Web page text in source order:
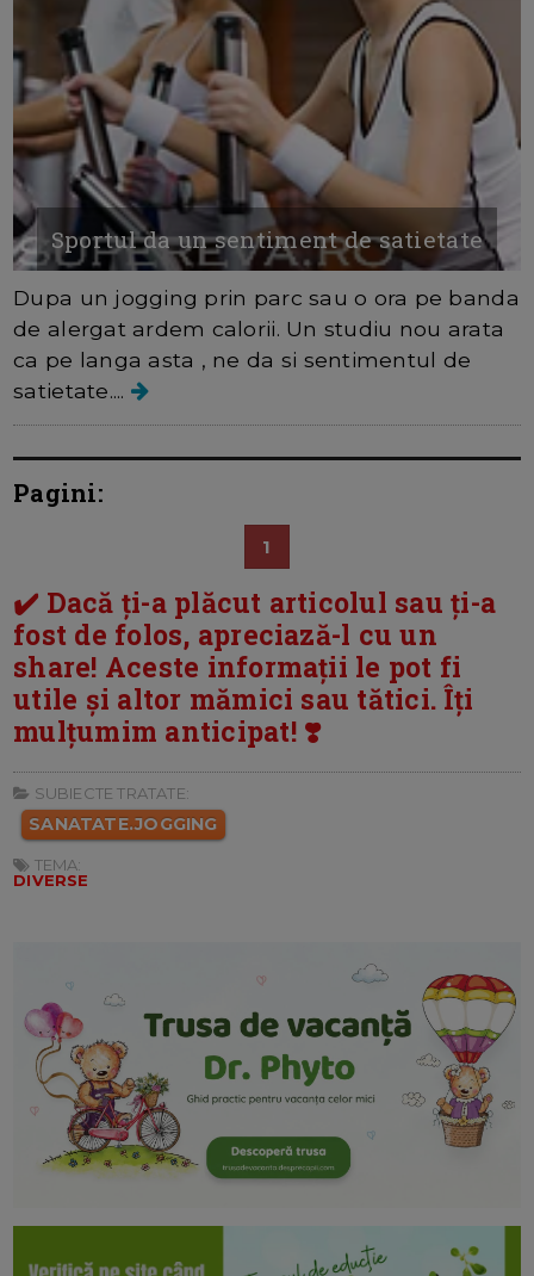
Sportul da un sentiment de satietate
Dupa un jogging prin parc sau o ora pe banda
de alergat ardem calorii. Un studiu nou arata
ca pe langa asta , ne da si sentimentul de
satietate....
Pagini:
1
✔️ Dacă ți-a plăcut articolul sau ți-a
fost de folos, apreciază-l cu un
share! Aceste informații le pot fi
utile și altor mămici sau tătici. Îți
mulțumim anticipat! ❣️
SUBIECTE TRATATE:
SANATATE.JOGGING
TEMA:
DIVERSE